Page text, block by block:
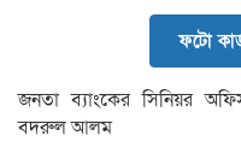
ফটো
জনতা ব্যাংকের সিনিয়র
বদরুল আলম